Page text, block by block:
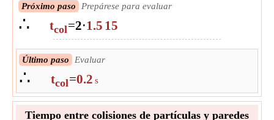
Próximo paso Prepárese para evaluar
∴ tcol=2⋅1.5 15
Último paso Evaluar
∴ tcol=0.2 s
Tiempo entre colisiones de partículas y paredes